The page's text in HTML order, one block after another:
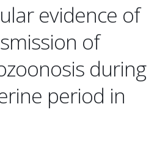
evidence of
of
during
period in